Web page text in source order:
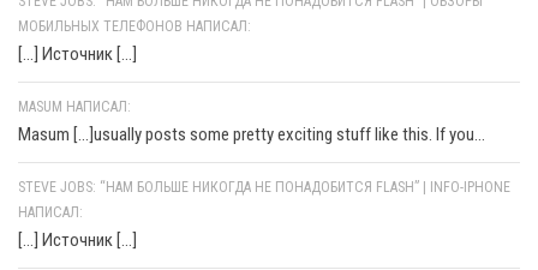
МОБИЛЬНЫХ ТЕЛЕФОНОВ НАПИСАЛ:
[…] Источник […]
MASUM НАПИСАЛ:
Masum [...]usually posts some pretty exciting stuff like this. If you...
STEVE JOBS: “НАМ БОЛЬШЕ НИКОГДА НЕ ПОНАДОБИТСЯ FLASH” | INFO-IPHONE
НАПИСАЛ:
[…] Источник […]